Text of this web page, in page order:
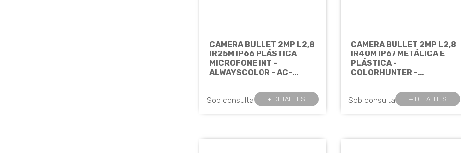
CAMERA BULLET 2MP L2,8
IR25M IP66 PLÁSTICA
MICROFONE INT -
ALWAYSCOLOR - AC-
Sob consulta + DETALHES
CAMERA BULLET 2MP L2,8
IR40M IP67 METÁLICA E
PLÁSTICA -
COLORHUNTER -
UAC-B142-AF28LM-DL -
UNIVIEW Cód: 8037
Sob consulta + DETALHES